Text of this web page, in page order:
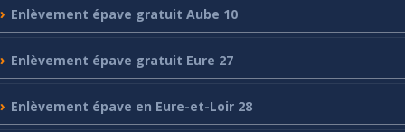
Enlèvement épave gratuit Aube 10
Enlèvement épave gratuit Eure 27
Enlèvement épave en Eure-et-Loir 28